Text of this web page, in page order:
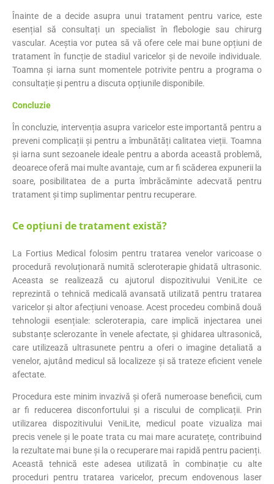
Înainte de a decide asupra unui tratament pentru varice, este
esențial să consultați un specialist în flebologie sau chirurg
vascular. Aceștia vor putea să vă ofere cele mai bune opțiuni de
tratament în funcție de stadiul varicelor și de nevoile individuale.
Toamna și iarna sunt momentele potrivite pentru a programa o
consultație și pentru a discuta opțiunile disponibile.
Concluzie
În concluzie, intervenția asupra varicelor este importantă pentru a
preveni complicații și pentru a îmbunătăți calitatea vieții. Toamna
și iarna sunt sezoanele ideale pentru a aborda această problemă,
deoarece oferă mai multe avantaje, cum ar fi scăderea expunerii la
soare, posibilitatea de a purta îmbrăcăminte adecvată pentru
tratament și timp suplimentar pentru recuperare.
Ce opțiuni de tratament există?
La Fortius Medical folosim pentru tratarea venelor varicoase o
procedură revoluționară numită scleroterapie ghidată ultrasonic.
Aceasta se realizează cu ajutorul dispozitivului VeniLite ce
reprezintă o tehnică medicală avansată utilizată pentru tratarea
varicelor și altor afecțiuni venoase. Acest procedeu combină două
tehnologii esențiale: scleroterapia, care implică injectarea unei
substanțe sclerozante în venele afectate, și ghidarea ultrasonică,
care utilizează ultrasunete pentru a oferi o imagine detaliată a
venelor, ajutând medicul să localizeze și să trateze eficient venele
afectate.
Procedura este minim invazivă și oferă numeroase beneficii, cum
ar fi reducerea disconfortului și a riscului de complicații. Prin
utilizarea dispozitivului VeniLite, medicul poate vizualiza mai
precis venele și le poate trata cu mai mare acuratețe, contribuind
la rezultate mai bune și la o recuperare mai rapidă pentru pacienți.
Această tehnică este adesea utilizată în combinație cu alte
proceduri pentru tratarea varicelor, precum endovenous laser